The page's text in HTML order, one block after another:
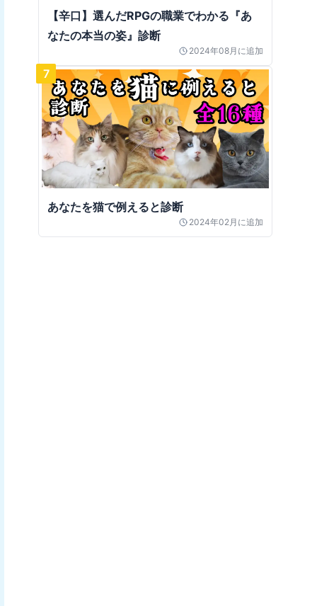
【辛口】選んだRPGの職業でわかる『あ
なたの本当の姿』診断
2024年08月 に追加
7
あなたを猫で例えると診断
2024年02月 に追加